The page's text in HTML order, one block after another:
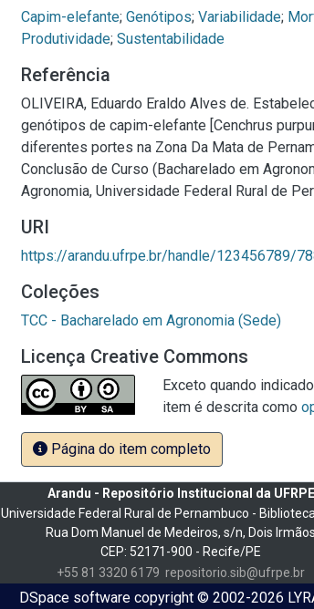
Capim-elefante; Genótipos; Variabilidade;
Produtividade; Sustentabilidade
Referência
OLIVEIRA, Eduardo Eraldo Alves de.
genótipos de capim-elefante [Cenchrus
diferentes portes na Zona Da Mata de
Conclusão de Curso (Bacharelado em
Agronomia, Universidade Federal Rural de
URI
https://arandu.ufrpe.br/handle/123456789/
Coleções
TCC - Bacharelado em Agronomia (Sede)
Licença Creative Commons
Exceto quando
item é descrita como
Página do item completo
Arandu - Repositório Institucional da UFRPE
Universidade Federal Rural de Pernambuco -
Rua Dom Manuel de Medeiros, s/n, Dois Irmãos
CEP: 52171-900 - Recife/PE
+55 81 3320 6179 repositorio.sib@ufrpe.br
DSpace softwarecopyright © 2002-2026